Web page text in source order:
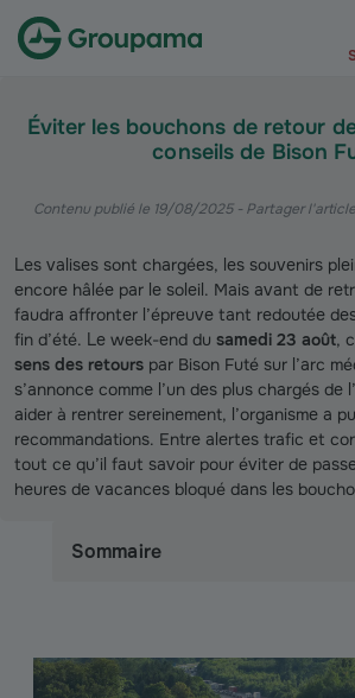
Éviter les bouchons de retour
conseils de Bison
Contenu publié le 19/08/2025- Partager l'article
Les valises sont chargées, les souvenirs
encore hâlée par le soleil. Mais avant de
faudra affronter l’épreuve tant redoutée
fin d’été. Le week-end du samedi 23 août,
sens des retours par Bison Futé sur l’arc
s’annonce comme l’un des plus chargés de
aider à rentrer sereinement, l’organisme a
recommandations. Entre alertes trafic et
tout ce qu’il faut savoir pour éviter de
heures de vacances bloqué dans les
Sommaire